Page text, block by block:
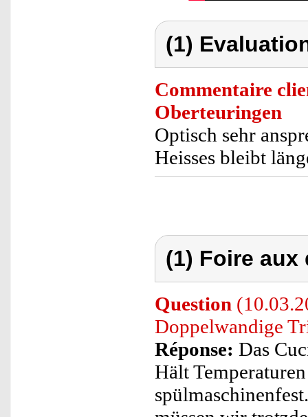
(1)
Commentaire
Oberteuringen
Optisch sehr
Heisses bleibt
(1) Foire
Question
Doppelwandige
Réponse: Das
Hält